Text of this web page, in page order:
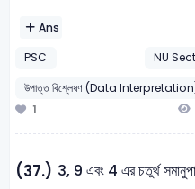
Ans
PSC
NU
উপাত্ত বিশ্লেষণ (Data
1
(37.) 3, 9 এবং 4 এর চতুর্থ